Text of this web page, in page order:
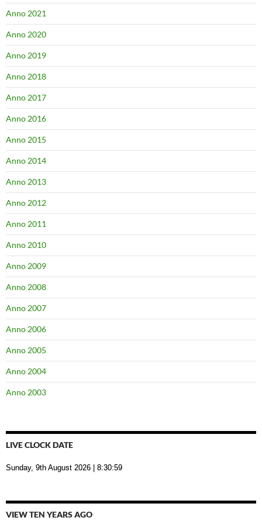
Anno 2021
Anno 2020
Anno 2019
Anno 2018
Anno 2017
Anno 2016
Anno 2015
Anno 2014
Anno 2013
Anno 2012
Anno 2011
Anno 2010
Anno 2009
Anno 2008
Anno 2007
Anno 2006
Anno 2005
Anno 2004
Anno 2003
LIVE CLOCK DATE
Sunday, 9th August 2026 | 8:31:00
VIEW TEN YEARS AGO